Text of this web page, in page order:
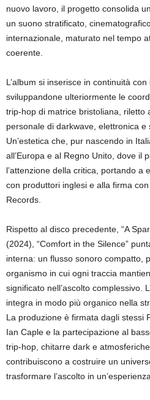
nuovo lavoro, il progetto consolida
un suono stratificato,
internazionale, maturato nel tempo
coerente.
L’album si inserisce in continuità
sviluppandone ulteriormente le
trip-hop di matrice bristoliana, riletto
personale di darkwave, elettronica e
Un’estetica che, pur nascendo in
all’Europa e al Regno Unito, dove il
l’attenzione della critica, portando a
con produttori inglesi e alla firma
Records.
Rispetto al disco precedente, “A
(2024), “Comfort in the Silence”
interna: un flusso sonoro compatto,
organismo in cui ogni traccia
significato nell’ascolto complessivo.
integra in modo più organico nella
La produzione è firmata dagli stessi
Ian Caple e la partecipazione al
trip-hop, chitarre dark e
contribuiscono a costruire un
trasformare l’ascolto in